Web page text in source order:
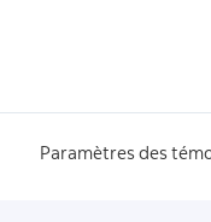
Paramètres des